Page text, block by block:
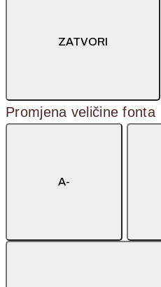
ZATVORI
Promjena veličine fonta
A-